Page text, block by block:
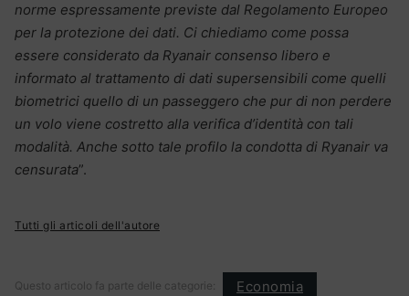
norme espressamente previste dal Regolamento Europeo
per la protezione dei dati. Ci chiediamo come possa
essere considerato da Ryanair consenso libero e
informato al trattamento di dati supersensibili come quelli
biometrici quello di un passeggero che pur di non perdere
un volo viene costretto alla verifica d’identità con tali
modalità. Anche sotto tale profilo la condotta di Ryanair va
censurata”.
Tutti gli articoli dell'autore
Questo articolo fa parte delle categorie: Economia